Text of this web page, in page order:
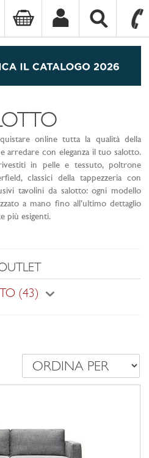
online tutta la qualità della
e arredare con eleganza il tuo salotto.
in pelle e tessuto, poltrone
classici della tappezzeria con
tavolini da salotto: ogni modello
a mano fino all’ultimo dettaglio
più esigenti.
(43)